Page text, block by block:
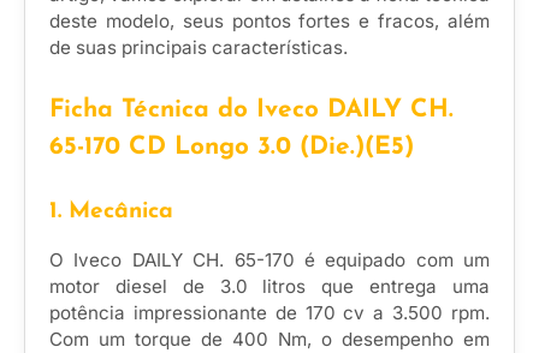
deste modelo, seus pontos fortes e fracos, além
de suas principais características.
Ficha Técnica do Iveco DAILY CH.
65-170 CD Longo 3.0 (Die.)(E5)
1. Mecânica
O Iveco DAILY CH. 65-170 é equipado com um
motor diesel de 3.0 litros que entrega uma
potência impressionante de 170 cv a 3.500 rpm.
Com um torque de 400 Nm, o desempenho em